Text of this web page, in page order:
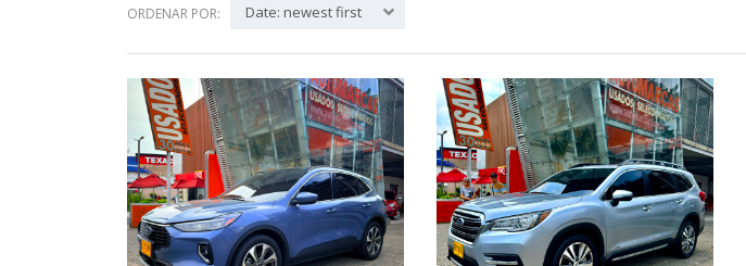
ORDENAR POR: Date: newest first